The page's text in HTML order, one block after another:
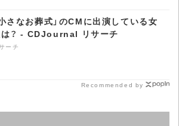
さなお葬式」のCMに出演している女
？ - CDJournal リサーチ
ーチ
Recommended by